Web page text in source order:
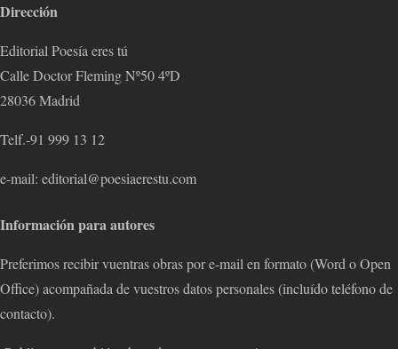
Dirección
Editorial Poesía eres tú
Calle Doctor Fleming Nº50 4ºD
28036 Madrid
Telf.-91 999 13 12
e-mail: editorial@poesiaerestu.com
Información para autores
Preferimos recibir vuentras obras por e-mail en formato (Word o Open
Office) acompañada de vuestros datos personales (incluído teléfono de
contacto).